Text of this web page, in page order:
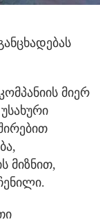
მიერ
მიზნით,